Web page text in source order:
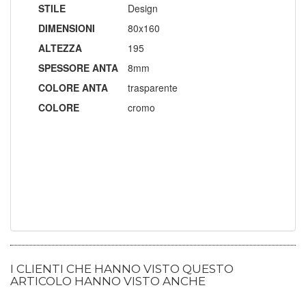
STILE
Design
DIMENSIONI
80x160
ALTEZZA
195
SPESSORE ANTA
8mm
COLORE ANTA
trasparente
COLORE
cromo
I CLIENTI CHE HANNO VISTO QUESTO
ARTICOLO HANNO VISTO ANCHE